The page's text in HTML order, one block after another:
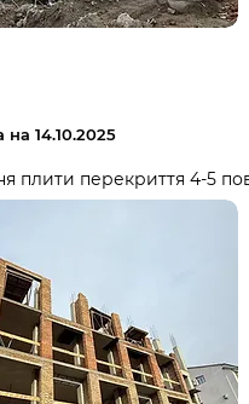
на 14.10.2025
плити перекриття 4-5